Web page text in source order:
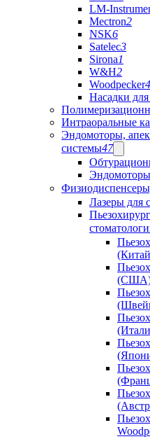
LM-
Mectron2
NSK6
Satelec3
Sirona1
W&H2
Woodpecker4
Насадки
Интраоральные
Эндомоторы,
системы47
Лазеры для